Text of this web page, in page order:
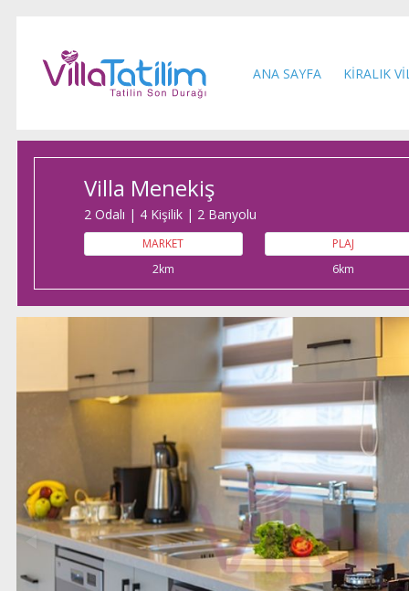
ANA SAYFA (current)
KİRALIK
Villa Menekiş
2 Odalı | 4 Kişilik | 2 Banyolu
MARKET
2km
PLAJ
6km